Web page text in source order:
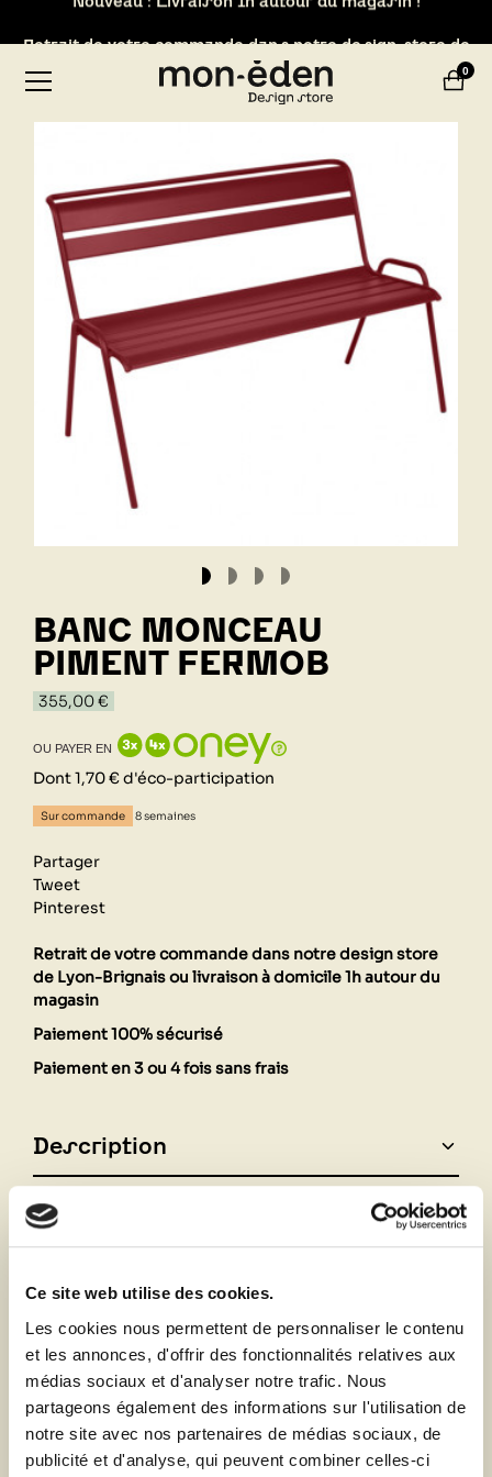
Ce site web utilise des cookies.
Les cookies nous permettent de personnaliser le contenu
et les annonces, d'offrir des fonctionnalités relatives aux
médias sociaux et d'analyser notre trafic. Nous
partageons également des informations sur l'utilisation de
notre site avec nos partenaires de médias sociaux, de
publicité et d'analyse, qui peuvent combiner celles-ci
BANC MONCEAU
PIMENT FERMOB
355,00 €
OU PAYER EN
Dont 1,70 € d'éco-participation
Sur commande 8 semaines
Partager
Tweet
Pinterest
Retrait de votre commande dans notre design store
de Lyon-Brignais ou livraison à domicile 1h autour du
magasin
Paiement 100% sécurisé
Paiement en 3 ou 4 fois sans frais
Description
Fiche technique
Vous aimerez aussi
Lyon-Brignais 0